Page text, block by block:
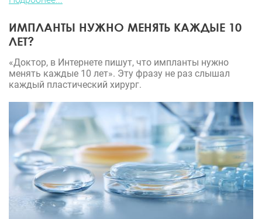
ИМПЛАНТЫ НУЖНО МЕНЯТЬ КАЖДЫЕ 10
ЛЕТ?
«Доктор, в Интернете пишут, что импланты нужно
менять каждые 10 лет». Эту фразу не раз слышал
каждый пластический хирург.